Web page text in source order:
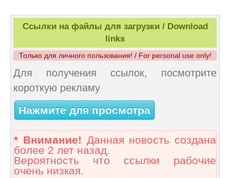
Ссылки на файлы для загрузки / Download
links
Только для личного пользования! / For personal use only!
Для получения ссылок, посмотрите
короткую рекламу
Нажмите для просмотра
* Внимание! Данная новость создана
более 2 лет назад.
Вероятность что ссылки рабочие
очень низкая.